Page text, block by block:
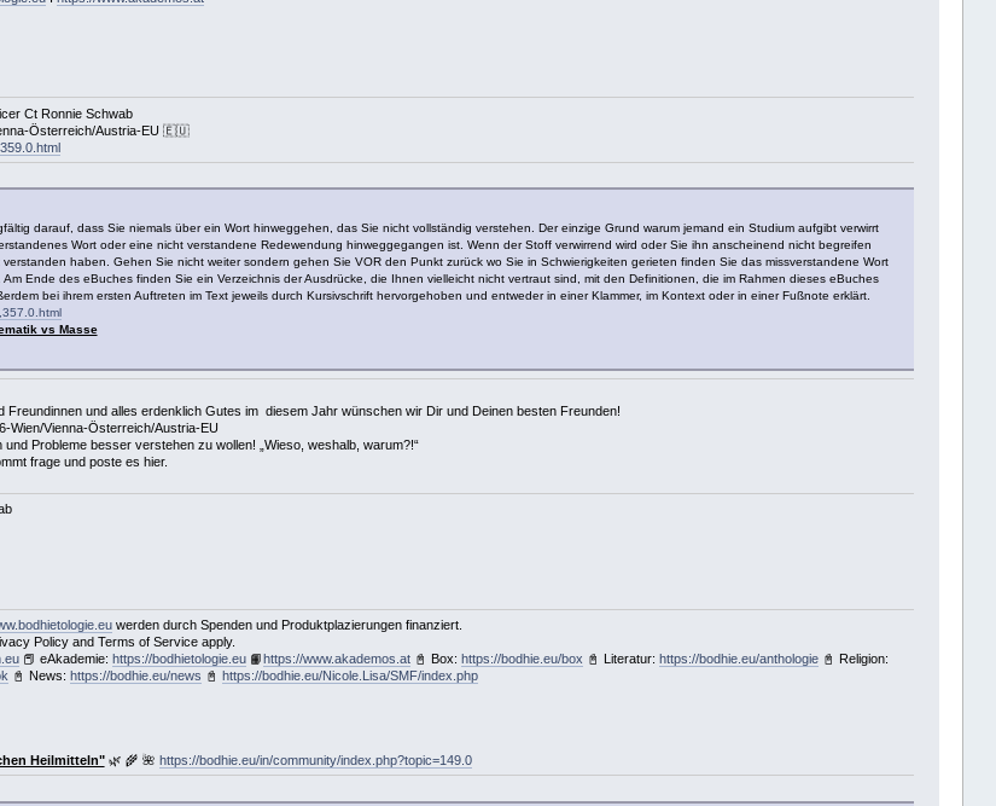
Ct Ronnie Schwab
Österreich/Austria-EU 🇪🇺
darauf, dass Sie niemals über ein Wort hinweggehen, das Sie nicht vollständig verstehen. Der einzige Grund warum jemand ein Studium aufgibt verwirrt
Wort oder eine nicht verstandene Redewendung hinweggegangen ist. Wenn der Stoff verwirrend wird oder Sie ihn anscheinend nicht begreifen
haben. Gehen Sie nicht weiter sondern gehen Sie VOR den Punkt zurück wo Sie in Schwierigkeiten gerieten finden Sie das missverstandene Wort
Ende des eBuches finden Sie ein Verzeichnis der Ausdrücke, die Ihnen vielleicht nicht vertraut sind, mit den Definitionen, die im Rahmen dieses eBuches
bei ihrem ersten Auftreten im Text jeweils durch Kursivschrift hervorgehoben und entweder in einer Klammer, im Kontext oder in einer Fußnote erklärt.
vs Masse
und alles erdenklich Gutes im diesem Jahr wünschen wir Dir und Deinen besten Freunden!
Wien/Vienna-Österreich/Austria-EU
Probleme besser verstehen zu wollen! „Wieso, weshalb, warum?!“
frage und poste es hier.
werden durch Spenden und Produktplazierungen finanziert.
Policy and Terms of Service apply.
📕 eAkademie: https://bodhietologie.eu📙https://www.akademos.at📓 Box: https://bodhie.eu/box 📓 Literatur: https://bodhie.eu/anthologie📓 Religion:
📓 News: https://bodhie.eu/news 📓 https://bodhie.eu/Nicole.Lisa/SMF/index.php
Heilmitteln"🌿 🌾 🌺 https://bodhie.eu/in/community/index.php?topic=149.0